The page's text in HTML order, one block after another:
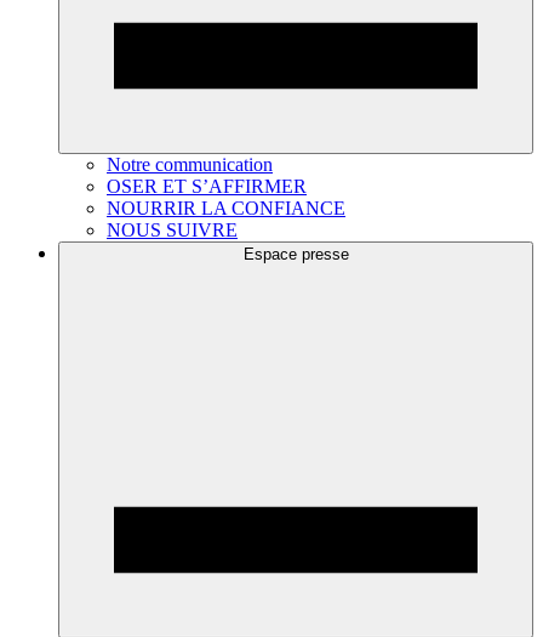
Notre communication
OSER ET S’AFFIRMER
NOURRIR LA CONFIANCE
NOUS SUIVRE
Espace presse